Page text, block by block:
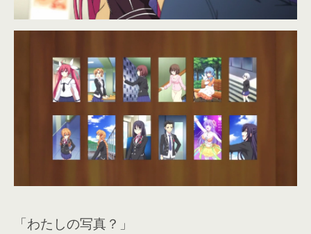
「わたしの写真？」